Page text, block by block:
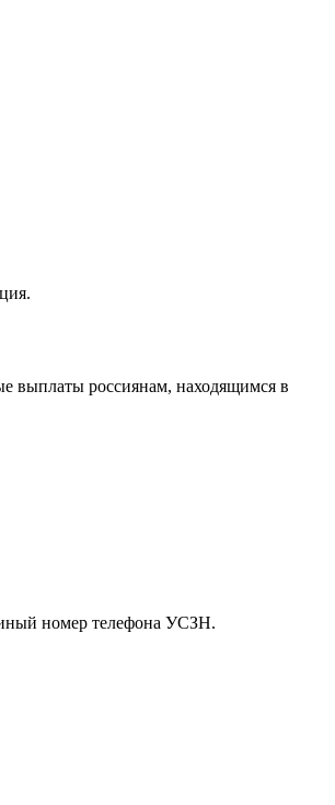
выплаты россиянам, находящимся в
номер телефона УСЗН.